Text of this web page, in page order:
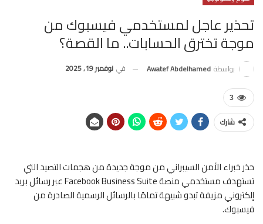
تحذير عاجل لمستخدمي فيسبوك من
موجة تخترق الحسابات.. ما القصة؟
بواسطة Awatef Abdelhamed في نوفمبر 19, 2025
3
شارك
حذر خبراء الأمن السيبراني من موجة جديدة من هجمات التصيد التي
تستهدف مستخدمي منصة Facebook Business Suite عبر رسائل بريد
إلكتروني مزيفة تبدو شبيهة تمامًا بالرسائل الرسمية الصادرة من
فيسبوك.